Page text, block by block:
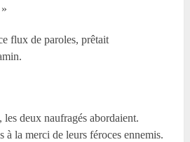
flux de paroles, prêtait
les deux naufragés abordaient.
à la merci de leurs féroces ennemis.